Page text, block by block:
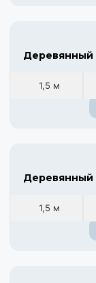
Деревянный
1,5 м
Деревянный
1,5 м